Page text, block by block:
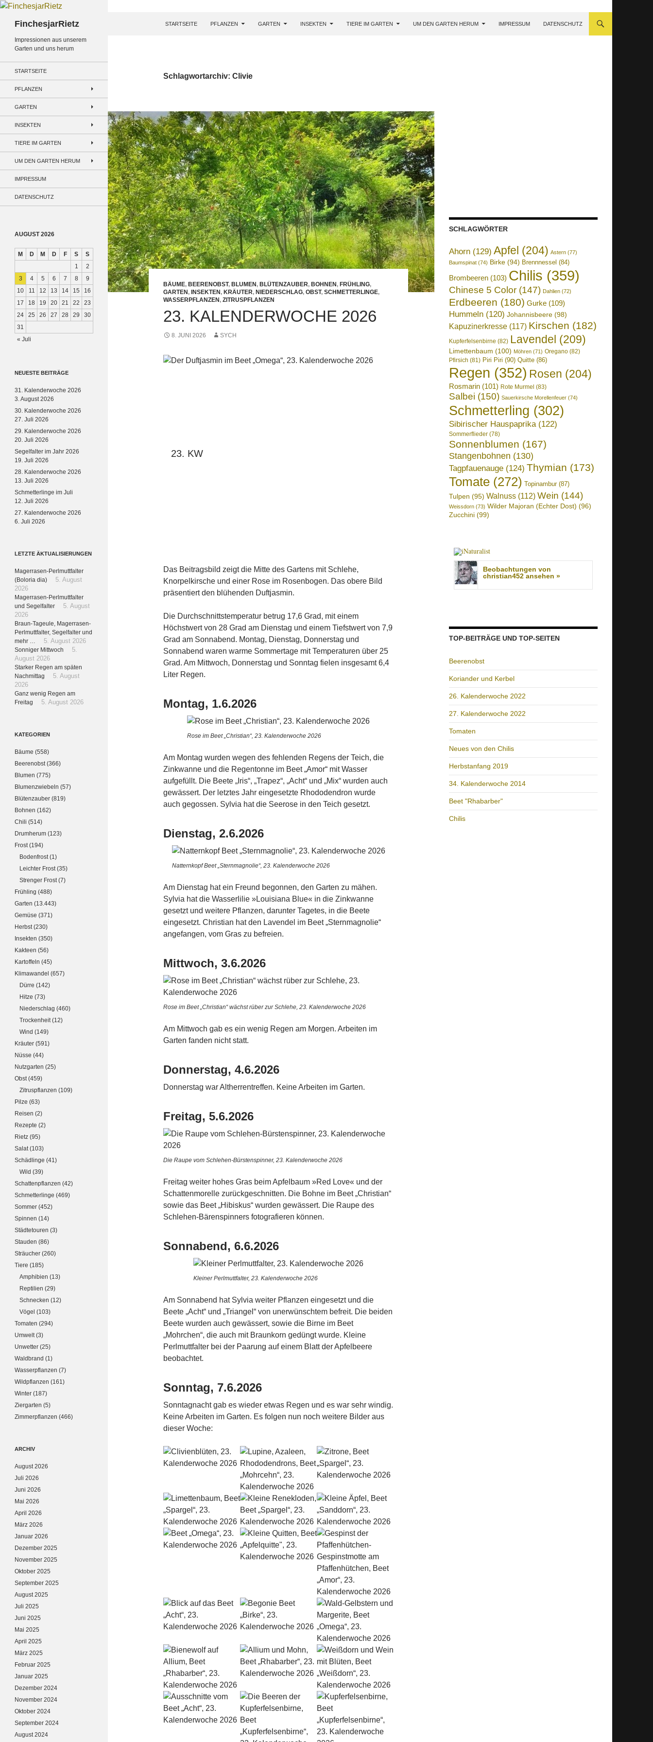
Zum
springenFinchesjarRietz STARTSEITE PFLANZEN GARTEN INSEKTEN TIERE IM GARTEN UM DEN GARTEN HERUM IMPRESSUM DATENSCHUTZ
Schlagwortarchiv: Clivie
BÄUME, BEERENOBST, BLUMEN, BLÜTENZAUBER, BOHNEN, FRÜHLING,
GARTEN, INSEKTEN, KRÄUTER, NIEDERSCHLAG, OBST, SCHMETTERLINGE,
WASSERPFLANZEN, ZITRUSPFLANZEN
23. KALENDERWOCHE 2026
8. JUNI 2026 SYCH
23. KW
Das Beitragsbild zeigt die Mitte des Gartens mit Schlehe,
Knorpelkirsche und einer Rose im Rosenbogen. Das obere Bild
präsentiert den blühenden Duftjasmin.
Die Durchschnittstemperatur betrug 17,6 Grad, mit einem
Höchstwert von 28 Grad am Dienstag und einem Tiefstwert von 7,9
Grad am Sonnabend. Montag, Dienstag, Donnerstag und
Sonnabend waren warme Sommertage mit Temperaturen über 25
Grad. Am Mittwoch, Donnerstag und Sonntag fielen insgesamt 6,4
Liter Regen.
Montag, 1.6.2026
Rose im Beet „Christian“, 23. Kalenderwoche 2026
Am Montag wurden wegen des fehlenden Regens der Teich, die
Zinkwanne und die Regentonne im Beet „Amor“ mit Wasser
aufgefüllt. Die Beete „Iris“, „Trapez“, „Acht“ und „Mix“ wurden auch
gewässert. Der letztes Jahr eingesetzte Rhododendron wurde
auch gegossen. Sylvia hat die Seerose in den Teich gesetzt.
Dienstag, 2.6.2026
Natternkopf Beet „Sternmagnolie“, 23. Kalenderwoche 2026
Am Dienstag hat ein Freund begonnen, den Garten zu mähen.
Sylvia hat die Wasserlilie »Louisiana Blue« in die Zinkwanne
gesetzt und weitere Pflanzen, darunter Tagetes, in die Beete
eingesetzt. Christian hat den Lavendel im Beet „Sternmagnolie“
angefangen, vom Gras zu befreien.
Mittwoch, 3.6.2026
Rose im Beet „Christian“ wächst rüber zur Schlehe, 23. Kalenderwoche 2026
Am Mittwoch gab es ein wenig Regen am Morgen. Arbeiten im
Garten fanden nicht statt.
Donnerstag, 4.6.2026
Donnerstag war Altherrentreffen. Keine Arbeiten im Garten.
Freitag, 5.6.2026
Die Raupe vom Schlehen-Bürstenspinner, 23. Kalenderwoche 2026
Freitag weiter hohes Gras beim Apfelbaum »Red Love« und der
Schattenmorelle zurückgeschnitten. Die Bohne im Beet „Christian“
sowie das Beet „Hibiskus“ wurden gewässert. Die Raupe des
Schlehen-Bärenspinners fotografieren können.
Sonnabend, 6.6.2026
Kleiner Perlmuttfalter, 23. Kalenderwoche 2026
Am Sonnabend hat Sylvia weiter Pflanzen eingesetzt und die
Beete „Acht“ und „Triangel“ von unerwünschtem befreit. Die beiden
Beete wurden auch gewässert, sowie die Birne im Beet
„Mohrchen“, die auch mit Braunkorn gedüngt wurde. Kleine
Perlmuttfalter bei der Paarung auf einem Blatt der Apfelbeere
beobachtet.
Sonntag, 7.6.2026
Sonntagnacht gab es wieder etwas Regen und es war sehr windig.
Keine Arbeiten im Garten. Es folgen nun noch weitere Bilder aus
dieser Woche:
SCHLAGWÖRTER
Ahorn (129) Apfel (204) Astern (77)
Baumspinat (74) Birke (94) Brennnessel (84)
Brombeeren (103) Chilis (359)
Chinese 5 Color (147) Dahlien (72)
Erdbeeren (180) Gurke (109)
Hummeln (120) Johannisbeere (98)
Kapuzinerkresse (117) Kirschen (182)
Kupferfelsenbirne (82) Lavendel (209)
Limettenbaum (100) Möhren (71) Oregano (82)
Pfirsich (81) Piri Piri (90) Quitte (86)
Regen (352) Rosen (204)
Rosmarin (101) Rote Murmel (83)
Salbei (150) Sauerkirsche Morellenfeuer (74)
Schmetterling (302)
Sibirischer Hauspaprika (122)
Sommerflieder (78)
Sonnenblumen (167)
Stangenbohnen (130)
Tagpfauenauge (124) Thymian (173)
Tomate (272) Topinambur(87)
Tulpen (95) Walnuss (112) Wein (144)
Weissdorn (73) Wilder Majoran (Echter Dost) (96)
Zucchini (99)
Beobachtungen von
christian452 ansehen »
TOP-BEITRÄGE UND TOP-SEITEN
Beerenobst
Koriander und Kerbel
26. Kalenderwoche 2022
27. Kalenderwoche 2022
Tomaten
Neues von den Chilis
Herbstanfang 2019
34. Kalenderwoche 2014
Beet "Rhabarber"
Chilis
Impressionen aus unserem
Garten und uns herum
STARTSEITE
PFLANZEN
GARTEN
INSEKTEN
TIERE IM GARTEN
UM DEN GARTEN HERUM
IMPRESSUM
DATENSCHUTZ
AUGUST 2026
M D M D F S
S
1
2
3
4 5 6 7 8
9
10
11 12 13 14 15
16
17
18 19 20 21 22
23
24
25 26 27 28 29
30
31
« Juli
NEUESTE BEITRÄGE
31. Kalenderwoche 2026
3. August 2026
30. Kalenderwoche 2026
27. Juli 2026
29. Kalenderwoche 2026
20. Juli 2026
Segelfalter im Jahr 2026
19. Juli 2026
28. Kalenderwoche 2026
13. Juli 2026
Schmetterlinge im Juli
12. Juli 2026
27. Kalenderwoche 2026
6. Juli 2026
LETZTE ÄKTUALISIERUNGEN
Magerrasen-Perlmuttfalter
(Boloria dia)
5. August
2026
Magerrasen-Perlmuttfalter
und Segelfalter
5. August
2026
Braun-Tageule, Magerrasen-
Perlmuttfalter, Segelfalter und
mehr …
5. August 2026
Sonniger Mittwoch
5.
August 2026
Starker Regen am späten
Nachmittag
5. August
2026
Ganz wenig Regen am
Freitag
5. August 2026
KATEGORIEN
Bäume (558)
Beerenobst (366)
Blumen (775)
Blumenzwiebeln (57)
Blütenzauber (819)
Bohnen (162)
Chili (514)
Drumherum (123)
Frost (194)
Bodenfrost (1)
Leichter Frost (35)
Strenger Frost (7)
Frühling (488)
Garten (13.443)
Gemüse (371)
Herbst (230)
Insekten (350)
Kakteen (56)
Kartoffeln (45)
Klimawandel (657)
Dürre (142)
Hitze (73)
Niederschlag (460)
Trockenheit (12)
Wind (149)
Kräuter (591)
Nüsse (44)
Nutzgarten (25)
Obst (459)
Zitruspflanzen (109)
Pilze (63)
Reisen (2)
Rezepte (2)
Rietz (95)
Salat (103)
Schädlinge (41)
Wild (39)
Schattenpflanzen (42)
Schmetterlinge (469)
Sommer (452)
Spinnen (14)
Städtetouren (3)
Stauden (86)
Sträucher (260)
Tiere (185)
Amphibien (13)
Reptilien (29)
Schnecken (12)
Vögel (103)
Tomaten (294)
Umwelt (3)
Unwetter (25)
Waldbrand (1)
Wasserpflanzen (7)
Wildpflanzen (161)
Winter (187)
Ziergarten (5)
Zimmerpflanzen (466)
ARCHIV
August 2026
Juli 2026
Juni 2026
Mai 2026
April 2026
März 2026
Januar 2026
Dezember 2025
November 2025
Oktober 2025
September 2025
August 2025
Juli 2025
Juni 2025
Mai 2025
April 2025
März 2025
Februar 2025
Januar 2025
Dezember 2024
November 2024
Oktober 2024
September 2024
August 2024